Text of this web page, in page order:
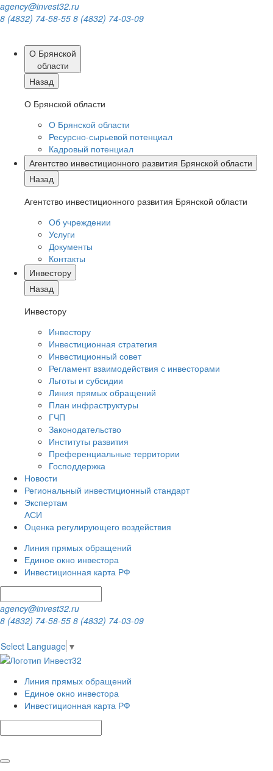
agency@invest32.ru
8 (4832) 74-58-55 8 (4832) 74-03-09
О Брянской
области
Назад
О Брянской области
О Брянской области
Ресурсно-сырьевой потенциал
Кадровый потенциал
Агентство инвестиционного развития Брянской области
Назад
Агентство инвестиционного развития Брянской области
Об учреждении
Услуги
Документы
Контакты
Инвестору
Назад
Инвестору
Инвестору
Инвестиционная стратегия
Инвестиционный совет
Регламент взаимодействия с инвесторами
Льготы и субсидии
Линия прямых обращений
План инфраструктуры
ГЧП
Законодательство
Институты развития
Преференциальные территории
Господдержка
Новости
Региональный инвестиционный стандарт
Экспертам
АСИ
Оценка регулирующего воздействия
Линия прямых обращений
Единое окно инвестора
Инвестиционная карта РФ
agency@invest32.ru
8 (4832) 74-58-55 8 (4832) 74-03-09
Select Language ▼
Линия прямых обращений
Единое окно инвестора
Инвестиционная карта РФ